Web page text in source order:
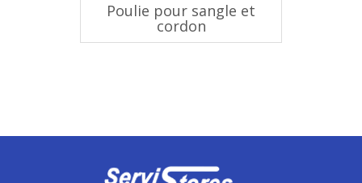
Poulie pour sangle et
cordon